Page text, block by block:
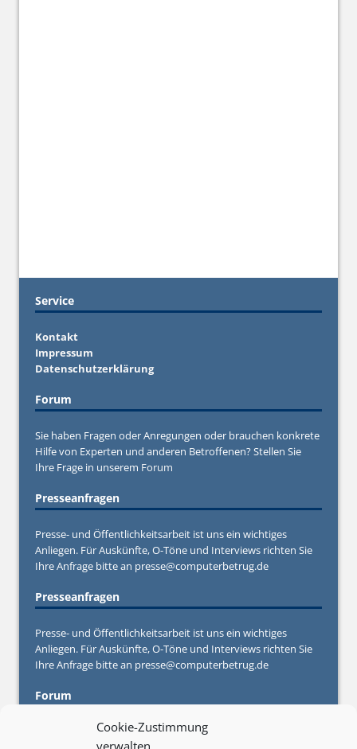
Cookie-Zustimmung
verwalten
Service
Kontakt
Impressum
Datenschutzerklärung
Forum
Sie haben Fragen oder Anregungen oder brauchen konkrete
Hilfe von Experten und anderen Betroffenen? Stellen Sie
Ihre Frage in unserem Forum
Presseanfragen
Presse- und Öffentlichkeitsarbeit ist uns ein wichtiges
Anliegen. Für Auskünfte, O-Töne und Interviews richten Sie
Ihre Anfrage bitte an presse@computerbetrug.de
Presseanfragen
Presse- und Öffentlichkeitsarbeit ist uns ein wichtiges
Anliegen. Für Auskünfte, O-Töne und Interviews richten Sie
Ihre Anfrage bitte an presse@computerbetrug.de
Forum
Sie haben Fragen oder Anregungen oder brauchen konkrete